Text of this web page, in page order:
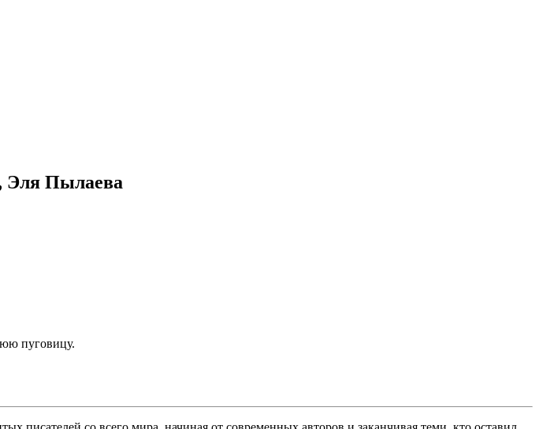
Эля Пылаева
пуговицу.